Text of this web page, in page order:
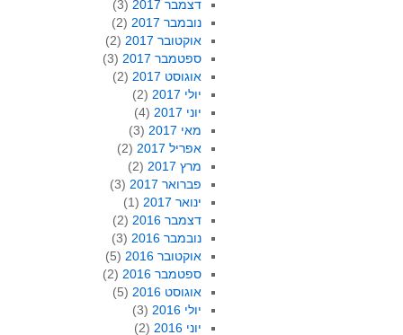
דצמבר 2017
(3)
נובמבר 2017
(2)
אוקטובר 2017
(2)
ספטמבר 2017
(3)
אוגוסט 2017
(2)
יולי 2017
(2)
יוני 2017
(4)
מאי 2017
(3)
אפריל 2017
(2)
מרץ 2017
(2)
פברואר 2017
(3)
ינואר 2017
(1)
דצמבר 2016
(2)
נובמבר 2016
(3)
אוקטובר 2016
(5)
ספטמבר 2016
(2)
אוגוסט 2016
(5)
יולי 2016
(3)
יוני 2016
(2)